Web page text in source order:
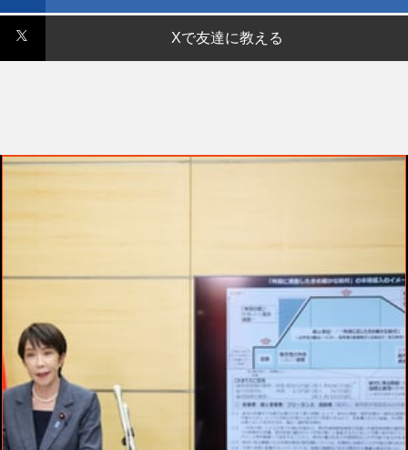
Xで友達に教える